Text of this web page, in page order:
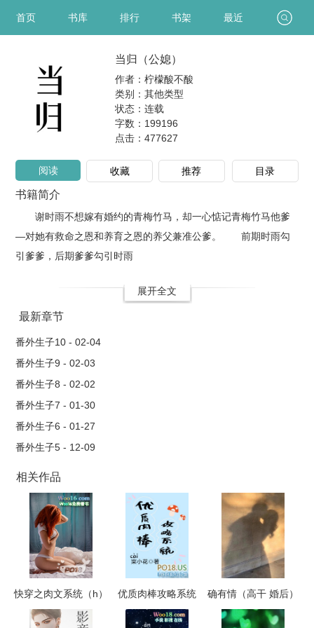
首页 书库 排行 书架 最近
当归（公媳）
作者：柠檬酸不酸
类别：其他类型
状态：连载
字数：199196
点击： 477627
阅读 收藏 推荐 目录
书籍简介
谢时雨不想嫁有婚约的青梅竹马，却一心惦记青梅竹马他爹
—对她有救命之恩和养育之恩的养父兼准公爹。 前期时雨勾
引爹爹，后期爹爹勾引时雨
展开全文
最新章节
番外生子10 - 02-04
番外生子9 - 02-03
番外生子8 - 02-02
番外生子7 - 01-30
番外生子6 - 01-27
番外生子5 - 12-09
相关作品
快穿之肉文系统（h）
优质肉棒攻略系统
（np高辣文）
确有情（高干 婚后）